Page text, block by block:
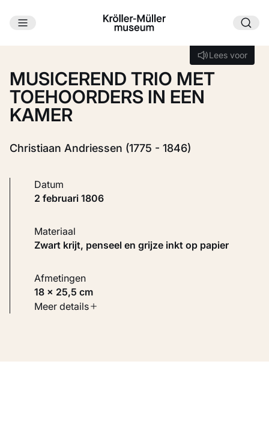
Ga naar hoofdinhoud
Lees voor
Lees voor
MUSICEREND TRIO MET
TOEHOORDERS IN EEN
KAMER
Christiaan Andriessen (1775 - 1846)
Datum
2 februari 1806
Materiaal
Zwart krijt, penseel en grijze inkt op papier
Afmetingen
18 × 25,5 cm
Soort werk
Meer details